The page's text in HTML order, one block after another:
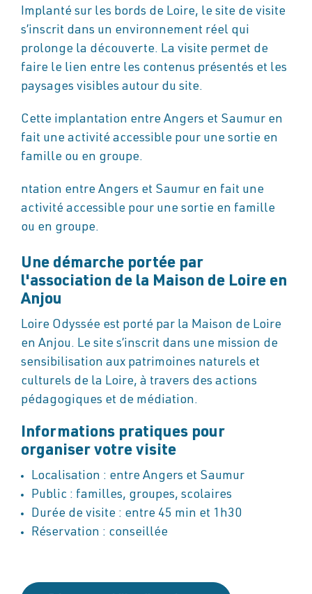
Implanté sur les bords de Loire, le site de visite
s’inscrit dans un environnement réel qui
prolonge la découverte. La visite permet de
faire le lien entre les contenus présentés et les
paysages visibles autour du site.
Cette implantation entre Angers et Saumur en
fait une activité accessible pour une sortie en
famille ou en groupe.
ntation entre Angers et Saumur en fait une
activité accessible pour une sortie en famille
ou en groupe.
Une démarche portée par
l'association de la Maison de Loire en
Anjou
Loire Odyssée est porté par la Maison de Loire
en Anjou. Le site s’inscrit dans une mission de
sensibilisation aux patrimoines naturels et
culturels de la Loire, à travers des actions
pédagogiques et de médiation.
Informations pratiques pour
organiser votre visite
Localisation : entre Angers et Saumur
Public : familles, groupes, scolaires
Durée de visite : entre 45 min et 1h30
Réservation : conseillée